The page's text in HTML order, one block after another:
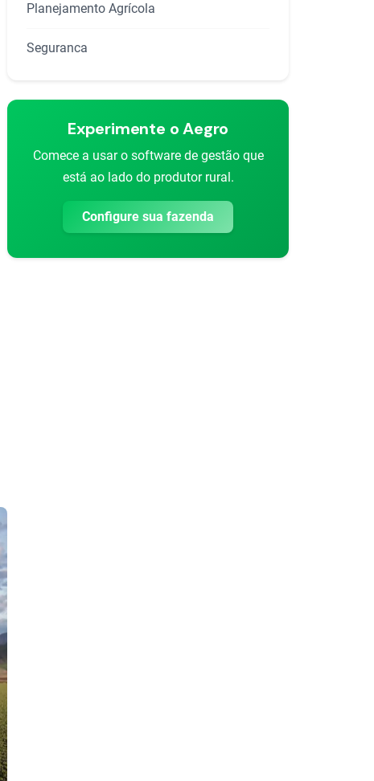
Planejamento Agrícola
Seguranca
Experimente o Aegro
Comece a usar o software de gestão que
está ao lado do produtor rural.
Configure sua fazenda